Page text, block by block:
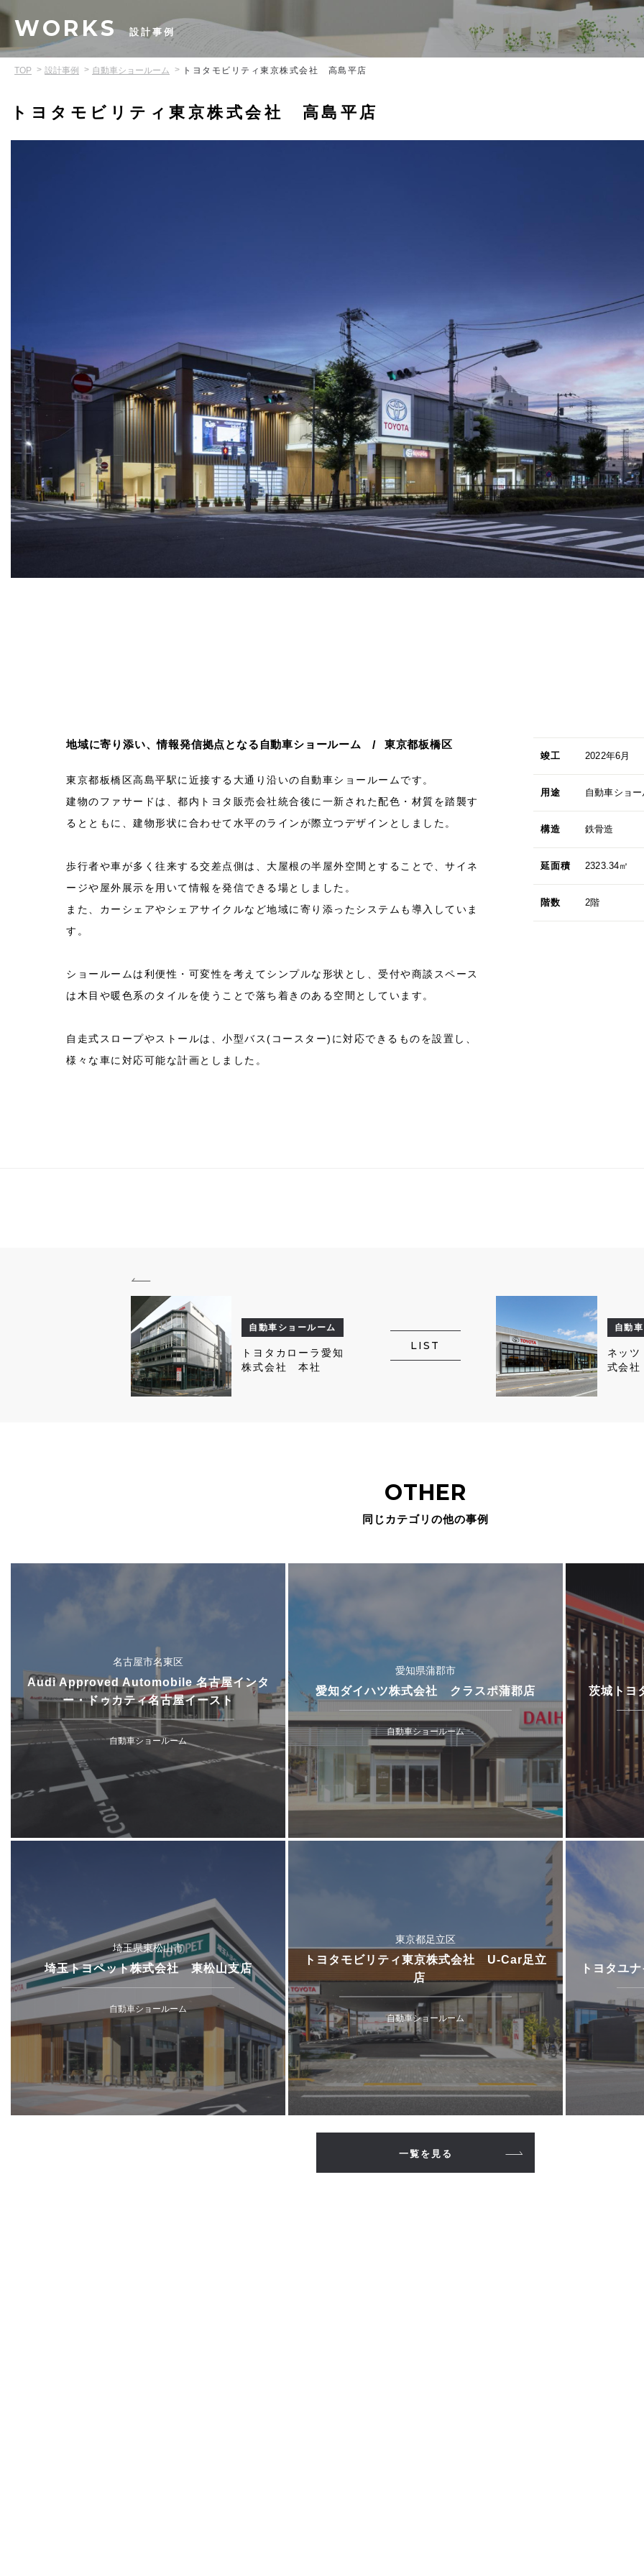
WORKS 設計事例
TOP 設計事例 自動車ショールーム トヨタモビリティ東京株式会社 高島平店
トヨタモビリティ東京株式会社 高島平店
地域に寄り添い、情報発信拠点となる自動車ショールーム 東京都板橋区
東京都板橋区高島平駅に近接する大通り沿いの自動車ショールームです。
建物のファサードは、都内トヨタ販売会社統合後に一新された配色・材質を踏襲す
るとともに、建物形状に合わせて水平のラインが際立つデザインとしました。
歩行者や車が多く往来する交差点側は、大屋根の半屋外空間とすることで、サイネ
ージや屋外展示を用いて情報を発信できる場としました。
また、カーシェアやシェアサイクルなど地域に寄り添ったシステムも導入していま
す。
ショールームは利便性・可変性を考えてシンプルな形状とし、受付や商談スペース
は木目や暖色系のタイルを使うことで落ち着きのある空間としています。
自走式スロープやストールは、小型バス(コースター)に対応できるものを設置し、
様々な車に対応可能な計画としました。
竣工 2022年6月
用途 自動車ショ
構造 鉄骨造
延面積 2323.34㎡
階数 2階
自動車ショールーム
トヨタカローラ愛知
株式会社 本社
LIST
自動
ネッ
式会
OTHER
同じカテゴリの他の事例
名古屋市名東区
Audi Approved Automobile 名古屋インタ
ー・ドゥカティ名古屋イースト
自動車ショールーム
愛知県蒲郡市
愛知ダイハツ株式会社 クラスポ蒲郡店
自動車ショールーム
茨城トヨ
埼玉県東松山市
埼玉トヨペット株式会社 東松山支店
自動車ショールーム
東京都足立区
トヨタモビリティ東京株式会社 U-Car足立
店
自動車ショールーム
トヨタユ
一覧を見る